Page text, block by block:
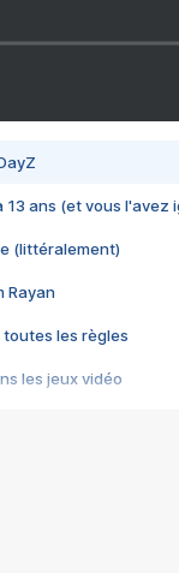
13 ans (et vous l'avez
(littéralement)
Rayan
toutes les règles
les jeux vidéo